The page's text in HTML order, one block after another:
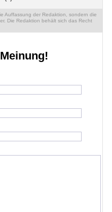
Auffassung der Redaktion, sondern die
Die Redaktion behält sich das Recht